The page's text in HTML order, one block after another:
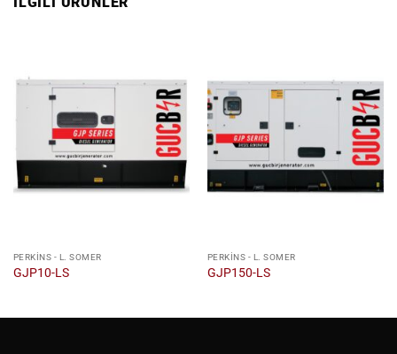
PERKINS - L. SOMER
GJP10-LS
PERKINS - L. SOMER
GJP150-LS